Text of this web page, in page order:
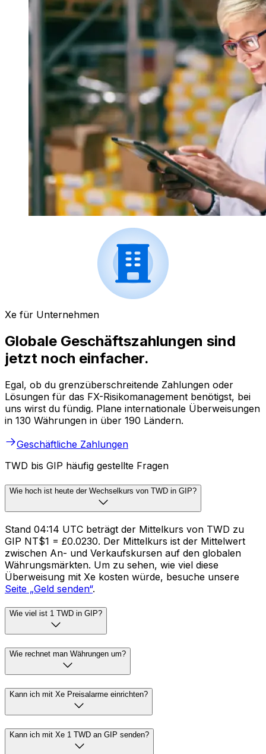
Xe für Unternehmen
Globale Geschäftszahlungen sind
jetzt noch einfacher.
Egal, ob du grenzüberschreitende Zahlungen oder
Lösungen für das FX-Risikomanagement benötigst, bei
uns wirst du fündig. Plane internationale Überweisungen
in 130 Währungen in über 190 Ländern.
Geschäftliche Zahlungen
TWD bis GIP häufig gestellte Fragen
Wie hoch ist heute der Wechselkurs von TWD in GIP?
Stand 04:14 UTC beträgt der Mittelkurs von TWD zu
GIP NT$1 = £0.0230. Der Mittelkurs ist der Mittelwert
zwischen An- und Verkaufskursen auf den globalen
Währungsmärkten. Um zu sehen, wie viel diese
Überweisung mit Xe kosten würde, besuche unsere
Seite „Geld senden“.
Wie viel ist 1 TWD in GIP?
Wie rechnet man Währungen um?
Kann ich mit Xe Preisalarme einrichten?
Kann ich mit Xe 1 TWD an GIP senden?